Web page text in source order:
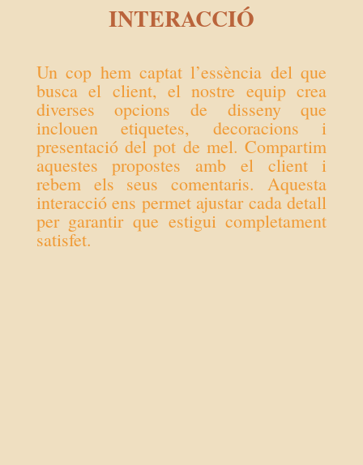
INTERACCIÓ
Un cop hem captat l’essència del que
busca el client, el nostre equip crea
diverses opcions de disseny que
inclouen etiquetes, decoracions i
presentació del pot de mel. Compartim
aquestes propostes amb el client i
rebem els seus comentaris. Aquesta
interacció ens permet ajustar cada detall
per garantir que estigui completament
satisfet.